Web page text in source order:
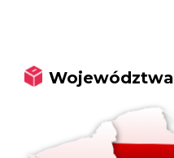
Województwa